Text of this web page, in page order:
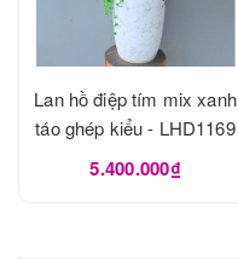
Lan hồ điệp tím mix xanh
táo ghép kiểu - LHD1169
5.400.000₫